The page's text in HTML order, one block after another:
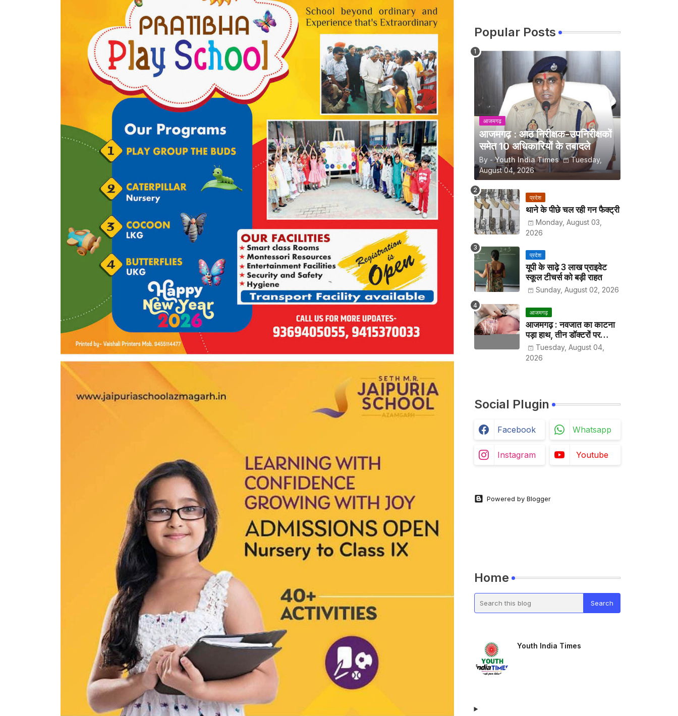
Popular Posts
आजमगढ़
आजमगढ़ : आठ निरीक्षक-उपनिरीक्षकों
समेत 10 अधिकारियों के तबादले
By - Youth India Times
Tuesday,
August 04, 2026
प्रदेश
थाने के पीछे चल रही गन फैक्ट्री
Monday, August 03,
2026
प्रदेश
यूपी के साढ़े 3 लाख प्राइवेट
स्कूल टीचर्स को बड़ी राहत
Sunday, August 02, 2026
आजमगढ़
आजमगढ़ : नवजात का काटना
पड़ा हाथ, तीन डॉक्टरों पर
मुकदमा दर्ज
Tuesday, August 04,
2026
Social Plugin
Facebook Whatsapp
Instagram Youtube
Powered by Blogger
Home
Youth India Times